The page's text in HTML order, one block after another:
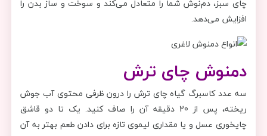
چای سبز، دم‌نوش شما را متعادل می‌کند و سوخت و ساز بدن را
افزایش می‌دهد.
دمنوش چای ترش
سه عدد کاسبرگ گیاه چای ترش را درون ظرفی محتوی آب جوش
ریخته، پس از 20 دقیقه آن را صاف کنید. یک تا دو قاشق
چایخوری عسل و یا مقداری لیموی تازه برای دادن طعم بهتر به آن